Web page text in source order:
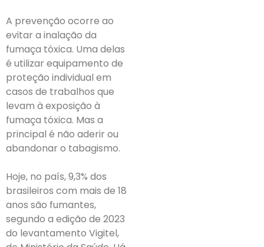
A prevenção ocorre ao
evitar a inalação da
fumaça tóxica. Uma delas
é utilizar equipamento de
proteção individual em
casos de trabalhos que
levam à exposição à
fumaça tóxica. Mas a
principal é não aderir ou
abandonar o tabagismo.
Hoje, no país, 9,3% dos
brasileiros com mais de 18
anos são fumantes,
segundo a edição de 2023
do levantamento Vigitel,